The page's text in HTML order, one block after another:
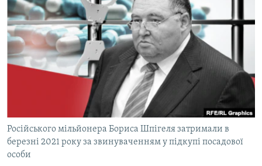
ДЕПОРТАЦІЯ
ВІДЕОУРОКИ «ELIFBE»
СВІДЧЕННЯ ОКУПАЦІЇ
УКРАЇНСЬКА ПРОБЛЕМА КРИМУ
ЯК ОБІЙТИ БЛОКУВАННЯ
Русский
Qırımtatar
Усі сайти RFE/RL
Російського мільйонера Бориса Шпігеля затримали в
березні 2021 року за звинуваченням у підкупі посадової
особи